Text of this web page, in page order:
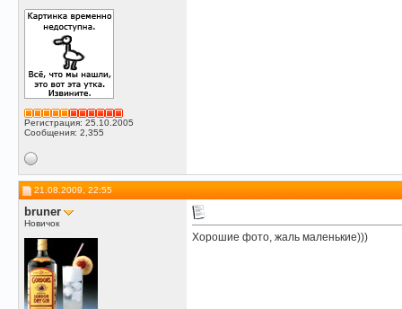
Регистрация: 25.10.2005
Сообщения: 2,355
21.08.2009, 22:55
bruner
Новичок
Хорошие фото, жаль маленькие)))